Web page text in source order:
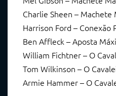
Charlie Sheen –
Harrison Ford –
Ben Affleck – Aposta
William Fichtner – O
Tom Wilkinson – O
Armie Hammer – O